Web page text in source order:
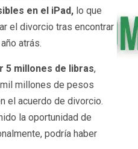
en el iPad, lo que
el divorcio tras encontrar
atrás.
5 millones de libras,
millones de pesos
el acuerdo de divorcio.
la oportunidad de
podría haber